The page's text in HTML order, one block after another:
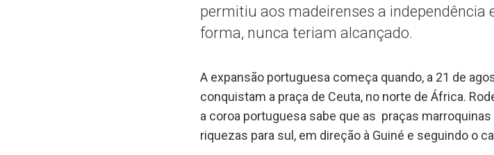
permitiu aos madeirenses a independência
forma, nunca teriam alcançado.
A expansão portuguesa começa quando, a 21 de
conquistam a praça de Ceuta, no norte de África.
a coroa portuguesa sabe que as praças
riquezas para sul, em direção à Guiné e seguindo o